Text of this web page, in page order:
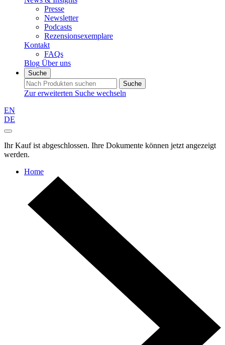
Presse
Newsletter
Podcasts
Rezensionsexemplare
Kontakt
FAQs
Blog Über uns
Suche
Suche
Zur erweiterten Suche wechseln
EN
DE
Ihr Kauf ist abgeschlossen. Ihre Dokumente können jetzt angezeigt
werden.
Home